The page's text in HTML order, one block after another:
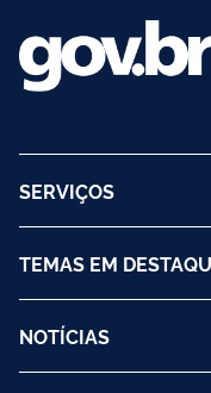
SERVIÇOS
TEMAS EM
NOTÍCIAS